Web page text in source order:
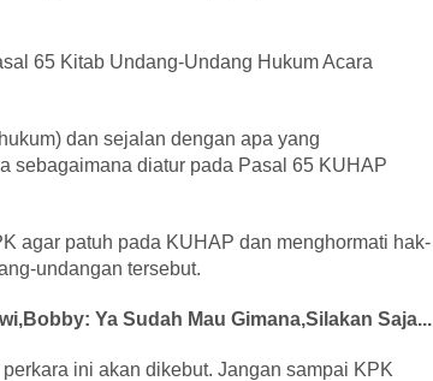
65 Kitab Undang-Undang Hukum Acara
dan sejalan dengan apa yang
sebagaimana diatur pada Pasal 65 KUHAP
agar patuh pada KUHAP dan menghormati hak-
undangan tersebut.
Ya Sudah Mau Gimana,Silakan Saja...
ini akan dikebut. Jangan sampai KPK